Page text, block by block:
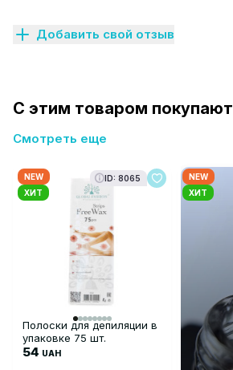
Добавить свой отзыв
С этим товаром покупают
Смотреть еще
NEW
ХИТ
ID: 8065
Полоски для депиляции в
упаковке 75 шт.
54 UAH
NEW
ХИТ